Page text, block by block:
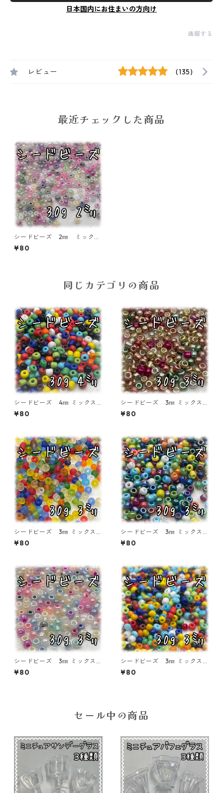
日本国内にお住まいの方向け
通報する
レビュー (135)
最近チェックした商品
シードビーズ 2㎜ ミック
ス 30ｇ【SEED-BEADS-02
MIX02】
¥80
同じカテゴリの商品
シードビーズ 4㎜ ミックス
カラー 不透明タイプ 30ｇ
【SEED-BEADS-o04-MIX0
¥80
シードビーズ 3㎜ ミックスカ
ラー メッキタイプ 30ｇ【S
EED-BEADS-o03-MIX06】
¥80
シードビーズ 3㎜ ミックスカ
ラー つや消しタイプ 30ｇ
【SEED-BEADS-o03-MIX0
¥80
シードビーズ 3㎜ ミックスカ
ラー オーロラタイプ 30ｇ
【SEED-BEADS-o03-MIX0
¥80
シードビーズ 3㎜ ミックスカ
ラー ミルキータイプ 30ｇ
【SEED-BEADS-o03-MIX0
¥80
シードビーズ 3㎜ ミックスカ
ラー 不透明タイプ 30ｇ【S
EED-BEADS-o03-MIX02】
¥80
セール中の商品